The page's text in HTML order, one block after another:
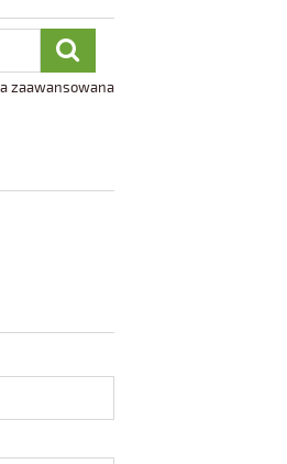
zaawansowana